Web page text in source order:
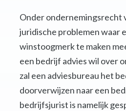
Onder ondernemingsrecht
juridische problemen waar
winstoogmerk te maken
een bedrijf advies wil over
zal een adviesbureau het
doorverwijzen naar een
bedrijfsjurist is namelijk